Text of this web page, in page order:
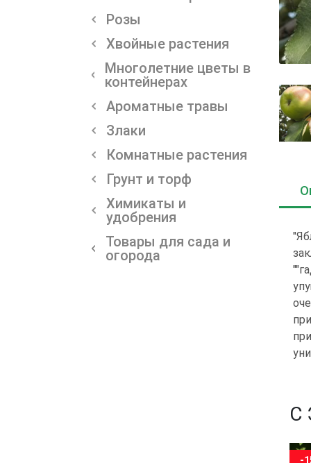
Розы
Хвойные растения
Многолетние цветы в
контейнерах
Ароматные травы
Злаки
Комнатные растения
Грунт и торф
Химикаты и
удобрения
Товары для сада и
огорода
С
-